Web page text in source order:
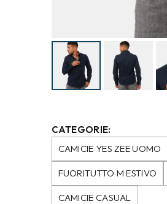
CATEGORIE:
CAMICIE YES ZEE UOMO
FUORITUTTO M ESTIVO
CAMICIE CASUAL